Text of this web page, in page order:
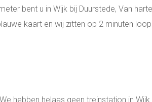
bent u in Wijk bij Duurstede, Van
kaart en wij zitten op 2 minuten
hebben helaas geen treinstation in